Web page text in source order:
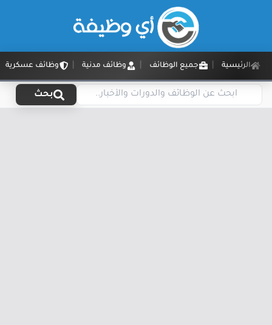
الرئيسية جميع الوظائف وظائف مدنية وظائف عسكرية
بحث